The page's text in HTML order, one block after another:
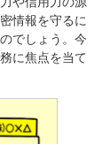
情報を守るに
でしょう。今
に焦点を当て